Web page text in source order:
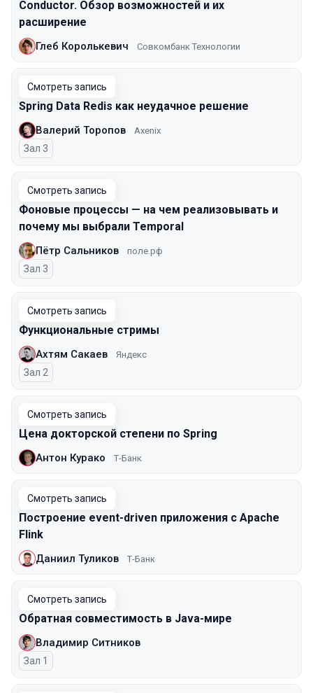
Conductor. Обзор возможностей и их
расширение
Глеб Королькевич Совкомбанк Технологии
Смотреть запись
Spring Data Redis как неудачное решение
Валерий Торопов Axenix
Зал 3
Смотреть запись
Фоновые процессы — на чем реализовывать и
почему мы выбрали Temporal
Пётр Сальников поле.рф
Зал 3
Смотреть запись
Функциональные стримы
Ахтям Сакаев Яндекс
Зал 2
Смотреть запись
Цена докторской степени по Spring
Антон Курако Т-Банк
Смотреть запись
Построение event-driven приложения с Apache
Flink
Даниил Туликов Т-Банк
Смотреть запись
Обратная совместимость в Java-мире
Владимир Ситников
Зал 1